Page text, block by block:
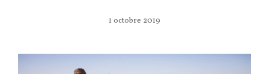
1 octobre 2019